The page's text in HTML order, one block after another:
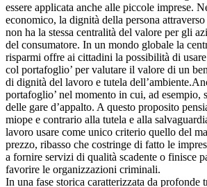
essere applicata anche alle piccole imprese.
economico, la dignità della persona
non ha la stessa centralità del valore per gli
del consumatore. In un mondo globale la
risparmi offre ai cittadini la possibilità di
col portafoglio’ per valutare il valore di un
di dignità del lavoro e tutela
portafoglio’ nel momento in cui, ad esempio,
delle gare d’appalto. A questo proposito
miope e contrario alla tutela e alla
lavoro usare come unico criterio quello del
prezzo, ribasso che costringe di fatto le
a fornire servizi di qualità scadente o finisce
favorire le organizzazioni criminali.
In una fase storica caratterizzata da profonde